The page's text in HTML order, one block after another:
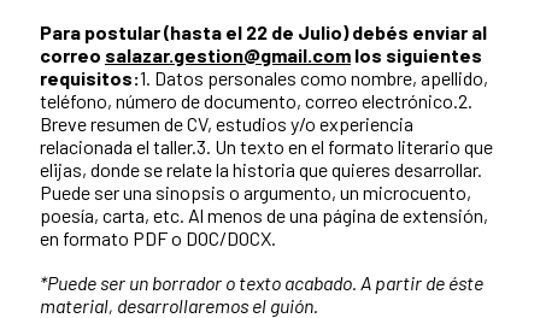
Para postular (hasta el 22 de Julio) debés enviar al
correo salazar.gestion@gmail.com los siguientes
requisitos:1. Datos personales como nombre, apellido,
teléfono, número de documento, correo electrónico.2.
Breve resumen de CV, estudios y/o experiencia
relacionada el taller.3. Un texto en el formato literario que
elijas, donde se relate la historia que quieres desarrollar.
Puede ser una sinopsis o argumento, un microcuento,
poesía, carta, etc. Al menos de una página de extensión,
en formato PDF o DOC/DOCX.
*Puede ser un borrador o texto acabado. A partir de éste
material, desarrollaremos el guión.